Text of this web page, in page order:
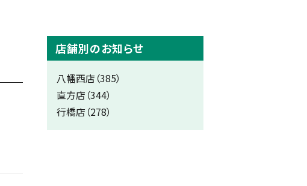
店舗別のお知らせ
八幡西店（385）
直方店（344）
行橋店（278）